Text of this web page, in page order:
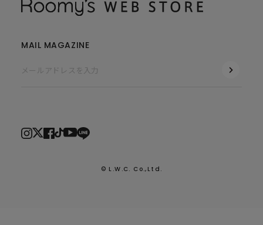
MAIL MAGAZINE
© L.W.C. Co.,Ltd.